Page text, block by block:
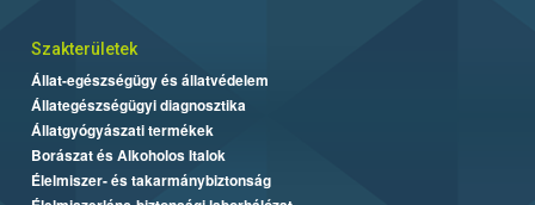
Szakterületek
Állat-egészségügy és állatvédelem
Állategészségügyi diagnosztika
Állatgyógyászati termékek
Borászat és Alkoholos Italok
Élelmiszer- és takarmánybiztonság